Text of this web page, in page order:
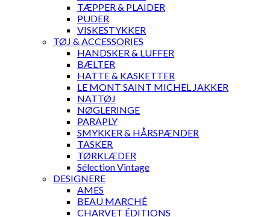
TÆPPER & PLAIDER
PUDER
VISKESTYKKER
TØJ & ACCESSORIES
HANDSKER & LUFFER
BÆLTER
HATTE & KASKETTER
LE MONT SAINT MICHEL JAKKER
NATTØJ
NØGLERINGE
PARAPLY
SMYKKER & HÅRSPÆNDER
TASKER
TØRKLÆDER
Sélection Vintage
DESIGNERE
AMES
BEAU MARCHÉ
CHARVET ÉDITIONS